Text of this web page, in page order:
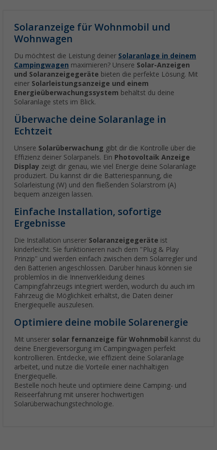
Solaranzeige für Wohnmobil und
Wohnwagen
Du möchtest die Leistung deiner Solaranlage in deinem
Campingwagen maximieren? Unsere Solar-Anzeigen
und Solaranzeigegeräte bieten die perfekte Lösung. Mit
einer Solarleistungsanzeige und einem
Energieüberwachungssystem behältst du deine
Solaranlage stets im Blick.
Überwache deine Solaranlage in
Echtzeit
Unsere Solarüberwachung gibt dir die Kontrolle über die
Effizienz deiner Solarpanels. Ein Photovoltaik Anzeige
Display zeigt dir genau, wie viel Energie deine Solaranlage
produziert. Du kannst dir die Batteriespannung, die
Solarleistung (W) und den fließenden Solarstrom (A)
bequem anzeigen lassen.
Einfache Installation, sofortige
Ergebnisse
Die Installation unserer Solaranzeigegeräte ist
kinderleicht. Sie funktionieren nach dem "Plug & Play
Prinzip" und werden einfach zwischen dem Solarregler und
den Batterien angeschlossen. Darüber hinaus können sie
problemlos in die Innenverkleidung deines
Campingfahrzeugs integriert werden, wodurch du auch im
Fahrzeug die Möglichkeit erhältst, die Daten deiner
Energiequelle auszulesen.
Optimiere deine mobile Solarenergie
Mit unserer solar fernanzeige für Wohnmobil
kannst du
deine Energieversorgung im Campingwagen perfekt
kontrollieren. Entdecke, wie effizient deine Solaranlage
arbeitet, und nutze die Vorteile einer nachhaltigen
Energiequelle.
Bestelle noch heute und optimiere deine Camping- und
Reiseerfahrung mit unserer hochwertigen
Solarüberwachungstechnologie.